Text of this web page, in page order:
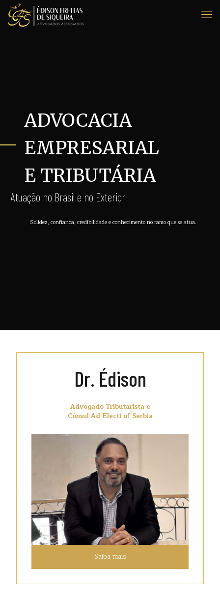
ADVOCACIA
EMPRESARIAL
E TRIBUTÁRIA
Solidez, confiança, credibilidade e conhecimento no ramo que se atua.
Atuação no Brasil e no Exterior
Dr. Édison
Advogado Tributarista e
Cônsul Ad Electi of Serbia
Saiba mais